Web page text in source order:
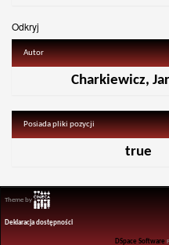
Odkryj
Autor
Charkiewicz,
Posiada pliki pozycji
true
Theme by
Deklaracja dostępności
DSpace Software